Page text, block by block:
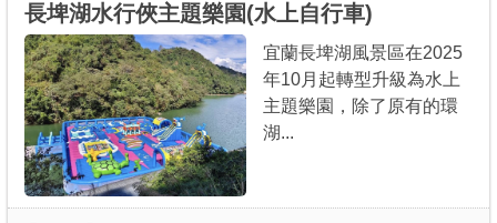
長埤湖水行俠主題樂園(水上自行車)
宜蘭長埤湖風景區在2025
年10月起轉型升級為水上
主題樂園，除了原有的環
湖...